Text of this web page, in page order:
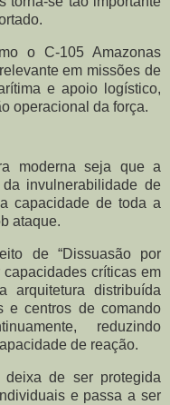
o C-105 Amazonas
em missões de
e apoio logístico,
operacional da força.
moderna seja que a
invulnerabilidade de
capacidade de toda a
ataque.
de “Dissuasão por
capacidades críticas em
arquitetura distribuída
e centros de comando
reduzindo
de reação.
de ser protegida
e passa a ser